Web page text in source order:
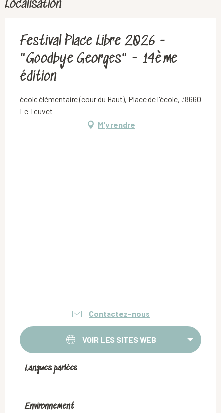
Localisation
Festival Place Libre 2026 -
"Goodbye Georges" - 14ème
édition
école élémentaire (cour du Haut), Place de l'école, 38660
Le Touvet
M'y rendre
Contactez-nous
VOIR LES SITES WEB
Langues parlées
Langues parlées
Environnement
Environnement